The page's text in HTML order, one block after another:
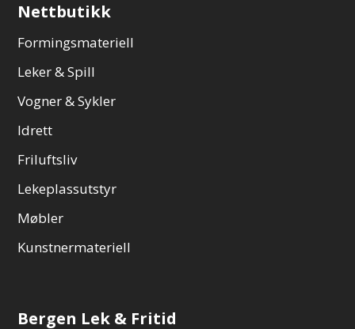
Nettbutikk
Formingsmateriell
Leker & Spill
Vogner & Sykler
Idrett
Friluftsliv
Lekeplassutstyr
Møbler
Kunstnermateriell
Bergen Lek & Fritid